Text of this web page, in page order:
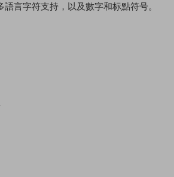
言字符支持，以及數字和标點符号。